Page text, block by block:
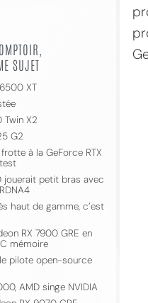
SUJET
XT
Twin X2
G2
à la GeForce RTX
jouerait petit bras avec
haut de gamme, c’est
RX 7900 GRE en
mémoire
pilote open-source
AMD singe NVIDIA